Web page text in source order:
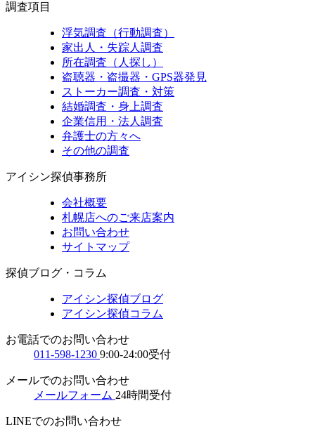
調査項目
浮気調査（行動調査）
家出人・失踪人調査
所在調査（人探し）
盗聴器・盗撮器・GPS器発見
ストーカー調査・対策
結婚調査・身上調査
企業信用・法人調査
弁護士の方々へ
その他の調査
アイシン探偵事務所
会社概要
札幌店へのご来店案内
お問い合わせ
サイトマップ
探偵ブログ・コラム
アイシン探偵ブログ
アイシン探偵コラム
お電話でのお問い合わせ
011-598-1230 9:00-24:00受付
メールでのお問い合わせ
メールフォーム 24時間受付
LINEでのお問い合わせ